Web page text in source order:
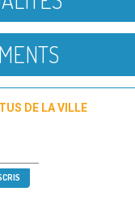
DE LA VILLE